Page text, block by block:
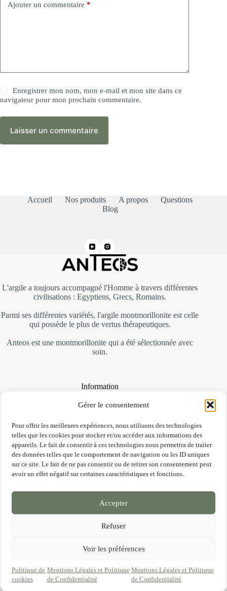
Gérer le consentement
Pour offrir les meilleures expériences, nous utilisons des technologies
telles que les cookies pour stocker et/ou accéder aux informations des
appareils. Le fait de consentir à ces technologies nous permettra de traiter
des données telles que le comportement de navigation ou les ID uniques
sur ce site. Le fait de ne pas consentir ou de retirer son consentement peut
avoir un effet négatif sur certaines caractéristiques et fonctions.
Accepter
Refuser
Voir les préférences
Politique de
cookies
Mentions Légales et Politique
de Confidentialité
Mentions Légales et Politique
de Confidentialité
Ajouter un commentaire *
Enregistrer mon nom, mon e-mail et mon site dans ce
navigateur pour mon prochain commentaire.
Laisser un commentaire
Accueil Nos produits A propos
Questions
Blog
L'argile a toujours accompagné l'Homme à travers différentes
civilisations : Egyptiens, Grecs, Romains.
Parmi ses différentes variétés, l'argile montmorillonite est celle
qui possède le plus de vertus thérapeutiques.
Anteos est une montmorillonite qui a été sélectionnée avec
soin.
Information
A propos
Mentions légales et RGPD
FAQ
Contact
Une question, le besoin d'être guidé ?
Copyright © 2026 Anteos